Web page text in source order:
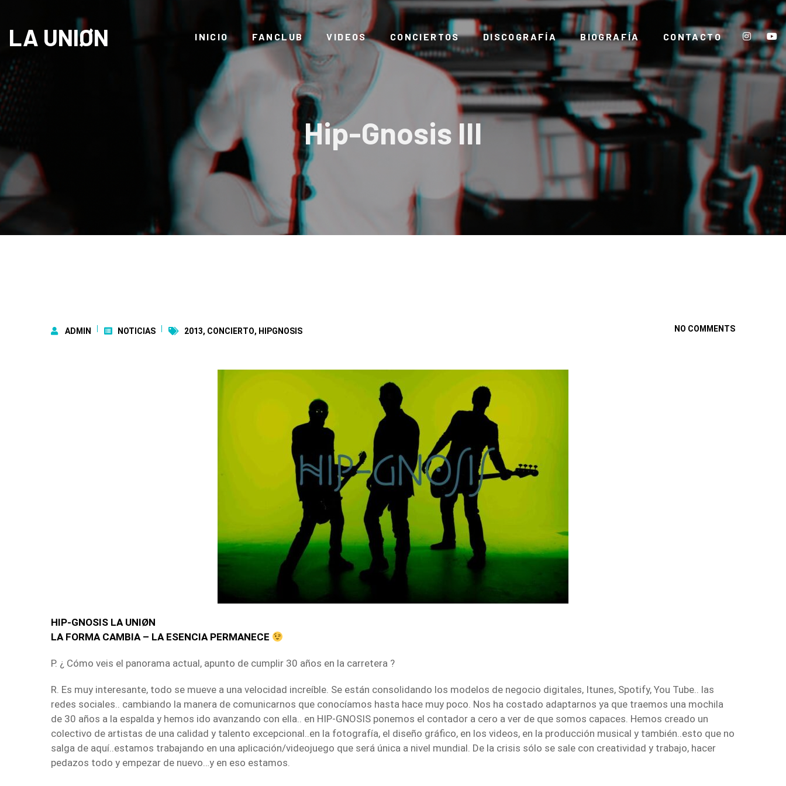
LA UNIØN INICIO FANCLUB VIDEOS CONCIERTOS DISCOGRAFÍA BIOGRAFÍA CONTACTO
Hip-Gnosis III
ADMIN NOTICIAS 2013, CONCIERTO, HIPGNOSIS NO COMMENTS
HIP-GNOSIS LA UNIØN
LA FORMA CAMBIA – LA ESENCIA PERMANECE
P. ¿ Cómo veis el panorama actual, apunto de cumplir 30 años en la carretera ?
R. Es muy interesante, todo se mueve a una velocidad increíble. Se están consolidando los modelos de negocio digitales, Itunes, Spotify, You Tube.. las
redes sociales.. cambiando la manera de comunicarnos que conocíamos hasta hace muy poco. Nos ha costado adaptarnos ya que traemos una mochila
de 30 años a la espalda y hemos ido avanzando con ella.. en HIP-GNOSIS ponemos el contador a cero a ver de que somos capaces. Hemos creado un
colectivo de artistas de una calidad y talento excepcional..en la fotografía, el diseño gráfico, en los videos, en la producción musical y también..esto que no
salga de aquí..estamos trabajando en una aplicación/videojuego que será única a nivel mundial. De la crisis sólo se sale con creatividad y trabajo, hacer
pedazos todo y empezar de nuevo…y en eso estamos.